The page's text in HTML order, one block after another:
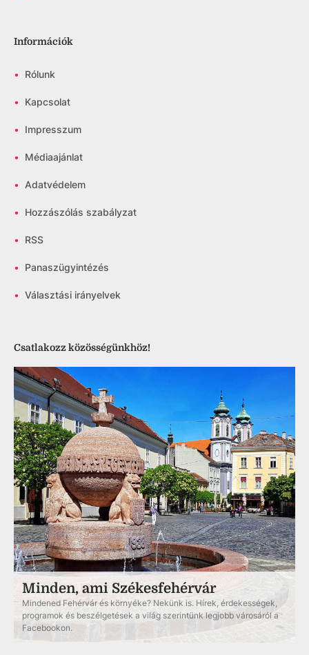
Információk
• Rólunk
• Kapcsolat
• Impresszum
• Médiaajánlat
• Adatvédelem
• Hozzászólás szabályzat
• RSS
• Panaszügyintézés
• Választási irányelvek
Csatlakozz közösségünkhöz!
Minden, ami Székesfehérvár
Mindened Fehérvár és környéke? Nekünk is. Hírek, érdekességek,
programok és beszélgetések a világ szerintünk legjobb városáról a
Facebookon.